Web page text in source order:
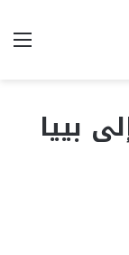
بييا